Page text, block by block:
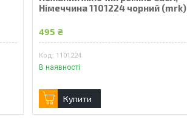
Німеччина 1101224 чорний (mrk)
495 ₴
1101224
В наявності
Купити